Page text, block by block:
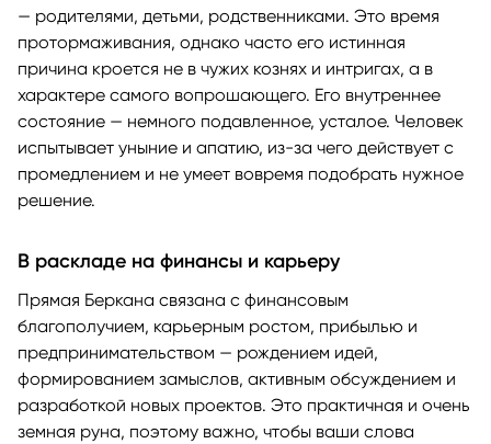
— родителями, детьми, родственниками. Это время
протормаживания, однако часто его истинная
причина кроется не в чужих кознях и интригах, а в
характере самого вопрошающего. Его внутреннее
состояние — немного подавленное, усталое. Человек
испытывает уныние и апатию, из-за чего действует с
промедлением и не умеет вовремя подобрать нужное
решение.
В раскладе на финансы и карьеру
Прямая Беркана связана с финансовым
благополучием, карьерным ростом, прибылью и
предпринимательством — рождением идей,
формированием замыслов, активным обсуждением и
разработкой новых проектов. Это практичная и очень
земная руна, поэтому важно, чтобы ваши слова